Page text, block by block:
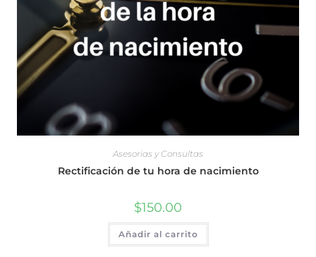
Asesorias y Consultas
Rectificación de tu hora de nacimiento
$150.00
Añadir al carrito